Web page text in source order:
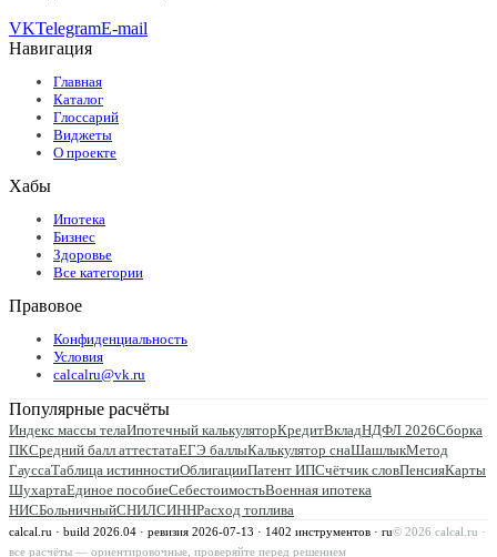
VKTelegramE-mail
Навигация
Главная
Каталог
Глоссарий
Виджеты
О проекте
Хабы
Ипотека
Бизнес
Здоровье
Все категории
Правовое
Конфиденциальность
Условия
calcalru@vk.ru
Популярные расчёты
Индекс массы телаИпотечный калькуляторКредитВкладНДФЛ 2026Сборка
ПКСредний балл аттестатаЕГЭ баллыКалькулятор снаШашлыкМетод
ГауссаТаблица истинностиОблигацииПатент ИПСчётчик словПенсияКарты
ШухартаЕдиное пособиеСебестоимостьВоенная ипотека
НИСБольничныйСНИЛСИННРасход топлива
calcal.ru · build 2026.04 · ревизия 2026-07-13 · 1402 инструментов · ru© 2026 calcal.ru ·
все расчёты — ориентировочные, проверяйте перед решением